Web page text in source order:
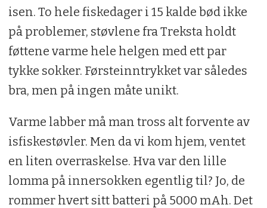
isen. To hele fiskedager i 15 kalde bød ikke
på problemer, støvlene fra Treksta holdt
føttene varme hele helgen med ett par
tykke sokker. Førsteinntrykket var således
bra, men på ingen måte unikt.
Varme labber må man tross alt forvente av
isfiskestøvler. Men da vi kom hjem, ventet
en liten overraskelse. Hva var den lille
lomma på innersokken egentlig til? Jo, de
rommer hvert sitt batteri på 5000 mAh. Det